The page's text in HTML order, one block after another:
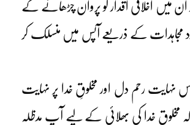
ان میں اخلاقی اقدار کو پروان چڑھانے کے
مجاہدات کے ذریعے آپس میں منسلک کر
نہایت رحم دل اور مخلوقِ خدا پر نہایت
مخلوقِ خدا کی بھلائی کے لیے آپ مدظلہ